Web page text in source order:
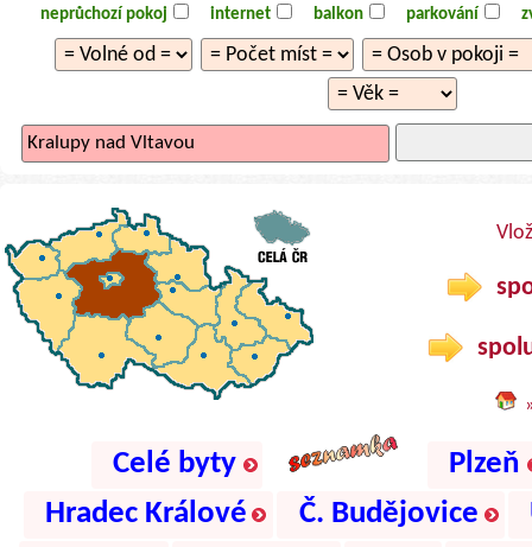
neprůchozí pokoj internet balkon parkování
Celé byty
Plzeň
Hradec Králové
Č. Budějovice